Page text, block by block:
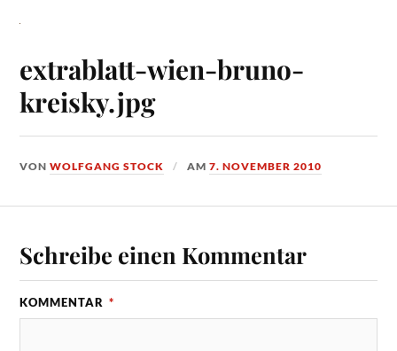
extrablatt-wien-bruno-
kreisky.jpg
VONWOLFGANG STOCK AM7. NOVEMBER 2010
Schreibe einen Kommentar
KOMMENTAR *